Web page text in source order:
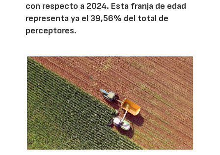
con respecto a 2024. Esta franja de edad
representa ya el 39,56% del total de
perceptores.